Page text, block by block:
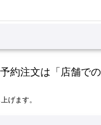
約注文は「店舗での
げます。